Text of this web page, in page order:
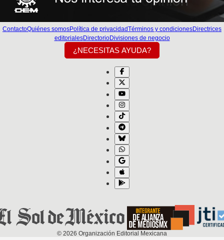
ContactoQuiénes somosPolítica de privacidadTérminos y condicionesDirectrices
editorialesDirectorioDivisiones de negocio
¿NECESITAS AYUDA?
© 2026 Organización Editorial Mexicana